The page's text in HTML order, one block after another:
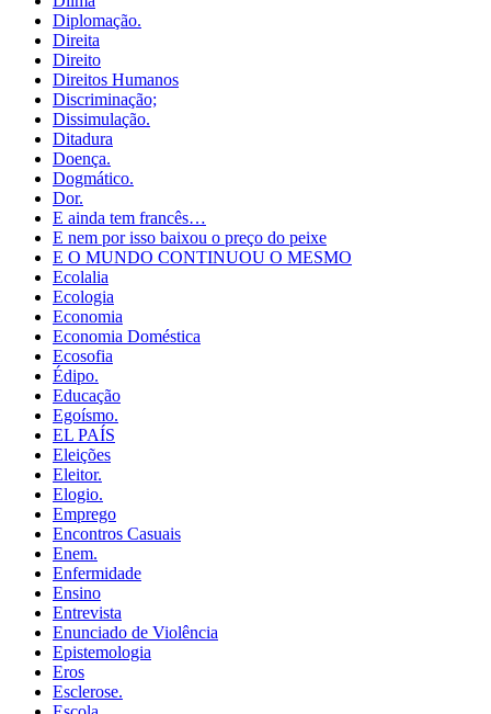
Diplomação.
Direita
Direito
Direitos Humanos
Discriminação;
Dissimulação.
Ditadura
Doença.
Dogmático.
Dor.
E ainda tem francês…
E nem por isso baixou o preço do peixe
E O MUNDO CONTINUOU O MESMO
Ecolalia
Ecologia
Economia
Economia Doméstica
Ecosofia
Édipo.
Educação
Egoísmo.
EL PAÍS
Eleições
Eleitor.
Elogio.
Emprego
Encontros Casuais
Enem.
Enfermidade
Ensino
Entrevista
Enunciado de Violência
Epistemologia
Eros
Esclerose.